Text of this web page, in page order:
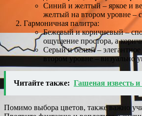
Синий и желтый – яркое и
желтый на втором уровне –
Гармоничная палитра:
Бежевый и коричневый –
ощущение простора, а
Серый и белый – элегантное
втором уровне – визуально
Читайте также: Гашеная известь
Помимо выбора цветов, также важно